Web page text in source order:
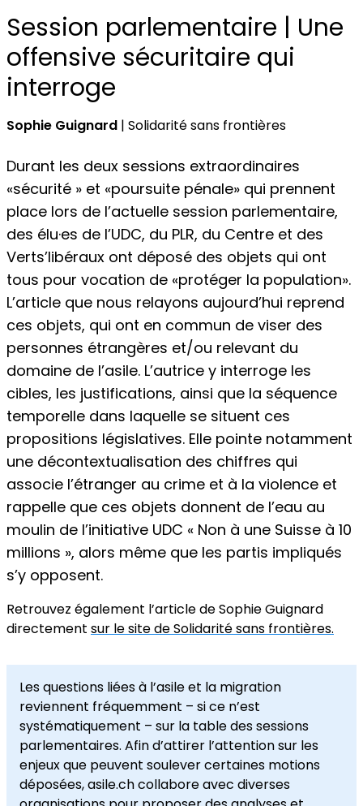
Session parlementaire | Une
offensive sécuritaire qui
interroge
Sophie Guignard | Solidarité sans frontières
Durant les deux sessions extraordinaires
«sécurité » et «poursuite pénale» qui prennent
place lors de l’actuelle session parlementaire,
des élu·es de l’UDC, du PLR, du Centre et des
Verts’libéraux ont déposé des objets qui ont
tous pour vocation de «protéger la population».
L’article que nous relayons aujourd’hui reprend
ces objets, qui ont en commun de viser des
personnes étrangères et/ou relevant du
domaine de l’asile. L’autrice y interroge les
cibles, les justifications, ainsi que la séquence
temporelle dans laquelle se situent ces
propositions législatives. Elle pointe notamment
une décontextualisation des chiffres qui
associe l’étranger au crime et à la violence et
rappelle que ces objets donnent de l’eau au
moulin de l’initiative UDC « Non à une Suisse à 10
millions », alors même que les partis impliqués
s’y opposent.
Retrouvez également l’article de Sophie Guignard
directement sur le site de Solidarité sans frontières.
Les questions liées à l’asile et la migration
reviennent fréquemment – si ce n’est
systématiquement – sur la table des sessions
parlementaires. Afin d’attirer l’attention sur les
enjeux que peuvent soulever certaines motions
déposées, asile.ch collabore avec diverses